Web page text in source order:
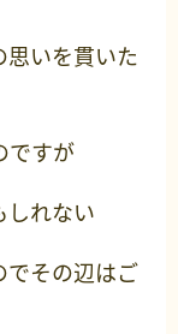
思いを貫いた
ですが
しれない
でその辺はご